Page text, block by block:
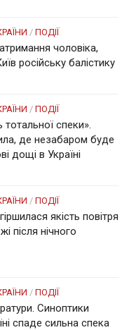
/ ПОДІЇ
чоловіка,
російську балістику
/ ПОДІЇ
спеки».
де незабаром буде
дощі в Україні
/ ПОДІЇ
якість повітря
після нічного
/ ПОДІЇ
Синоптики
спаде сильна спека